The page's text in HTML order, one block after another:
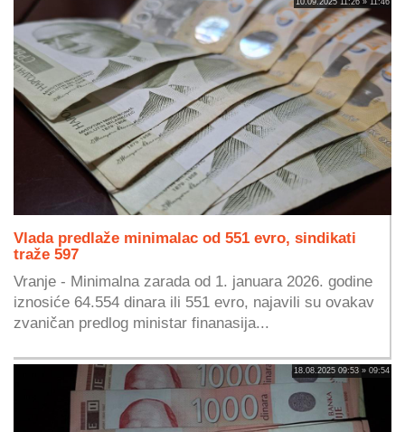
Vlada predlaže minimalac od 551 evro, sindikati
traže 597
Vranje - Minimalna zarada od 1. januara 2026. godine
iznosiće 64.554 dinara ili 551 evro, najavili su ovakav
zvaničan predlog ministar finanasija...
18.08.2025 09:53 » 09:54